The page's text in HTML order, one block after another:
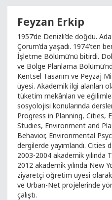
Feyzan Erkip
1957’de Denizli’de doğdu.
Çorum’da yaşadı. 1974’ten
İşletme Bölümü’nü bitirdi.
ve Bölge Planlama
Kentsel Tasarım ve Peyzaj
üyesi. Akademik ilgi alanları
tüketim mekânları ve
sosyolojisi konularında
Progress in Planning, Cities,
Studies, Environment and
Behavior, Environmental
dergilerde yayımlandı. Cities
2003-2004 akademik yılında
2012 akademik yılında New
ziyaretçi öğretim üyesi
ve Urban-Net projelerinde
çalıştı.